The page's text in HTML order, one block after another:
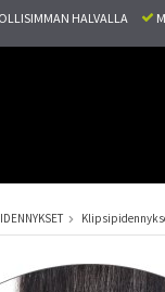
HALVALLA